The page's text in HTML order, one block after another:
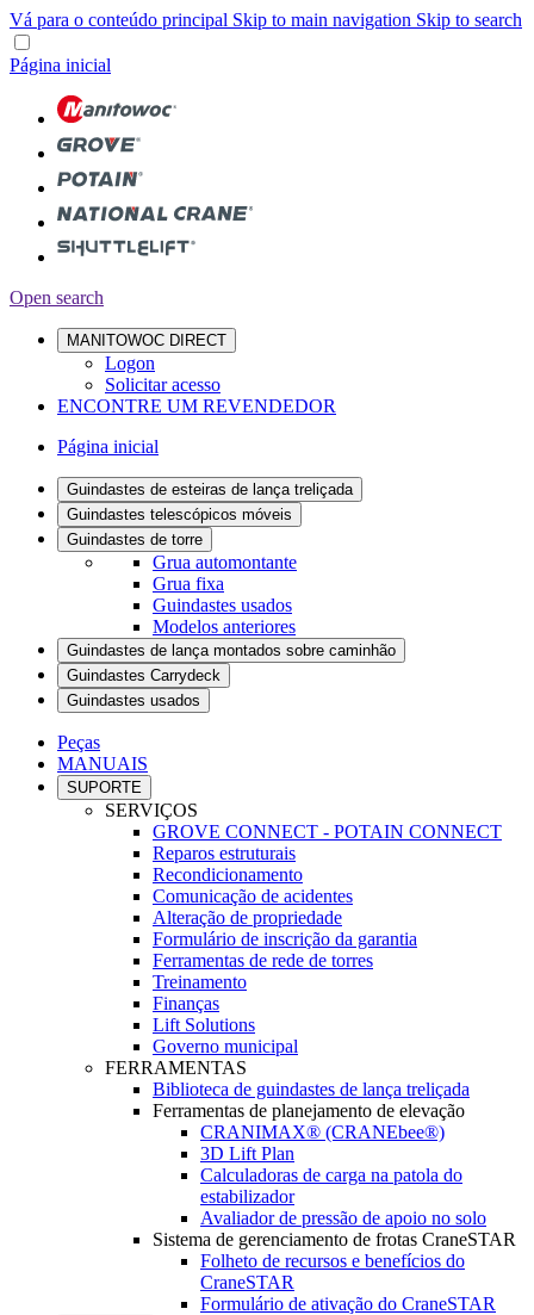
Vá para o conteúdo principal Skip to main navigation Skip to search
Página inicial
Open search
MANITOWOC DIRECT
Logon
Solicitar acesso
ENCONTRE UM REVENDEDOR
Página inicial
Guindastes de esteiras de lança treliçada
Guindastes telescópicos móveis
Guindastes de torre
Grua automontante
Grua fixa
Guindastes usados
Modelos anteriores
Guindastes de lança montados sobre caminhão
Guindastes Carrydeck
Guindastes usados
Peças
MANUAIS
SUPORTE
SERVIÇOS
GROVE CONNECT - POTAIN CONNECT
Reparos estruturais
Recondicionamento
Comunicação de acidentes
Alteração de propriedade
Formulário de inscrição da garantia
Ferramentas de rede de torres
Treinamento
Finanças
Lift Solutions
Governo municipal
FERRAMENTAS
Biblioteca de guindastes de lança treliçada
Ferramentas de planejamento de elevação
CRANIMAX® (CRANEbee®)
3D Lift Plan
Calculadoras de carga na patola do
estabilizador
Avaliador de pressão de apoio no solo
Sistema de gerenciamento de frotas CraneSTAR
Folheto de recursos e benefícios do
CraneSTAR
Formulário de ativação do CraneSTAR